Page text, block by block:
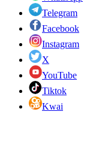
Telegram
Facebook
Instagram
X
YouTube
Tiktok
Kwai